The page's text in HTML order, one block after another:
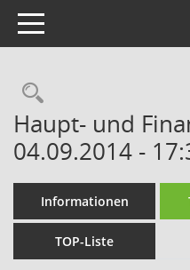
Toggle navigation
Haupt- und
04.09.2014 -
Informationen
TOP-Liste